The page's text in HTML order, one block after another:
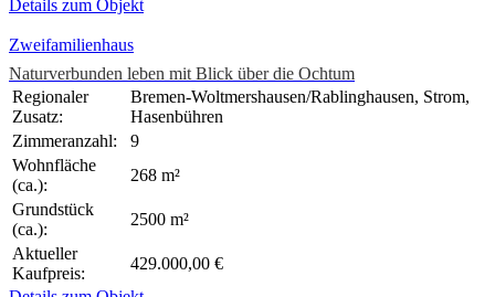
Details zum Objekt
Zweifamilienhaus
Naturverbunden leben mit Blick über die Ochtum
Regionaler
Zusatz:
Bremen-Woltmershausen/Rablinghausen, Strom,
Hasenbühren
Zimmeranzahl:
9
Wohnfläche
(ca.):
268 m²
Grundstück
(ca.):
2500 m²
Aktueller
Kaufpreis:
429.000,00 €